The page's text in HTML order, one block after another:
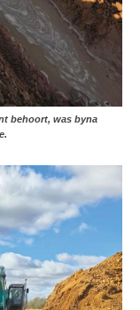
behoort, was byna